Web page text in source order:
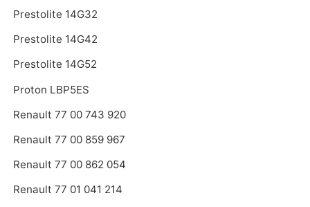
Prestolite 14G32
Prestolite 14G42
Prestolite 14G52
Proton LBP5ES
Renault 77 00 743 920
Renault 77 00 859 967
Renault 77 00 862 054
Renault 77 01 041 214